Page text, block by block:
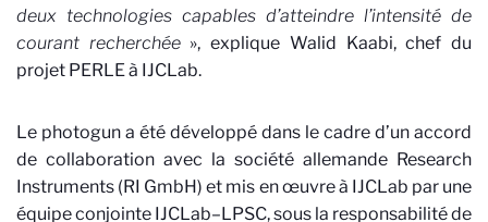
deux technologies capables d’atteindre l’intensité de
courant recherchée», explique Walid Kaabi, chef du
projet PERLE à IJCLab.
Le photogun a été développé dans le cadre d’un accord
de collaboration avec la société allemande Research
Instruments (RI GmbH) et mis en œuvre à IJCLab par une
équipe conjointe IJCLab–LPSC, sous la responsabilité de